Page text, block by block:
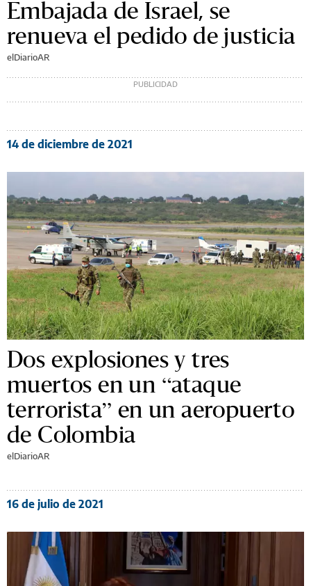
Embajada de Israel, se
renueva el pedido de justicia
elDiarioAR
14 de diciembre de 2021
Dos explosiones y tres
muertos en un “ataque
terrorista” en un aeropuerto
de Colombia
elDiarioAR
16 de julio de 2021